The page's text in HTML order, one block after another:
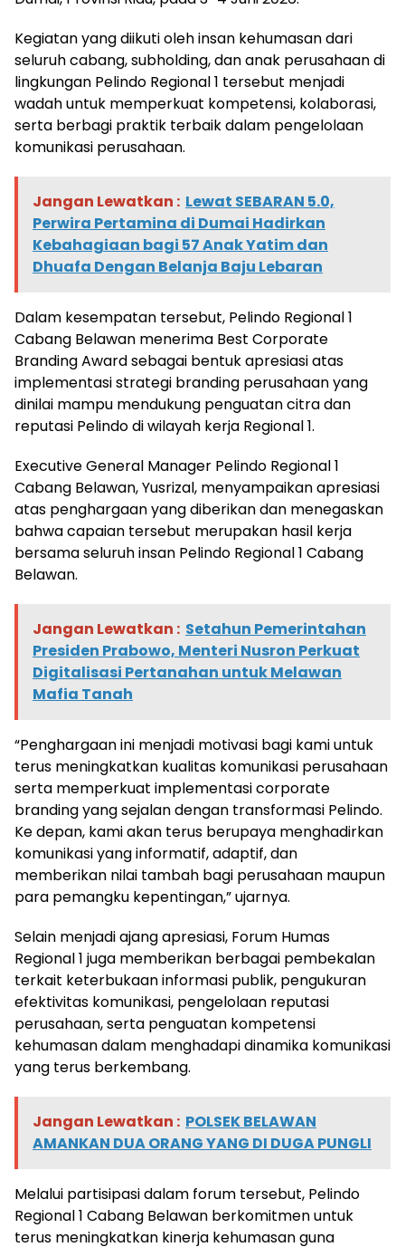
Kegiatan yang diikuti oleh insan kehumasan dari
seluruh cabang, subholding, dan anak perusahaan di
lingkungan Pelindo Regional 1 tersebut menjadi
wadah untuk memperkuat kompetensi, kolaborasi,
serta berbagi praktik terbaik dalam pengelolaan
komunikasi perusahaan.
Jangan Lewatkan : Lewat SEBARAN 5.0,
Perwira Pertamina di Dumai Hadirkan
Kebahagiaan bagi 57 Anak Yatim dan
Dhuafa Dengan Belanja Baju Lebaran
Dalam kesempatan tersebut, Pelindo Regional 1
Cabang Belawan menerima Best Corporate
Branding Award sebagai bentuk apresiasi atas
implementasi strategi branding perusahaan yang
dinilai mampu mendukung penguatan citra dan
reputasi Pelindo di wilayah kerja Regional 1.
Executive General Manager Pelindo Regional 1
Cabang Belawan, Yusrizal, menyampaikan apresiasi
atas penghargaan yang diberikan dan menegaskan
bahwa capaian tersebut merupakan hasil kerja
bersama seluruh insan Pelindo Regional 1 Cabang
Belawan.
Jangan Lewatkan : Setahun Pemerintahan
Presiden Prabowo, Menteri Nusron Perkuat
Digitalisasi Pertanahan untuk Melawan
Mafia Tanah
“Penghargaan ini menjadi motivasi bagi kami untuk
terus meningkatkan kualitas komunikasi perusahaan
serta memperkuat implementasi corporate
branding yang sejalan dengan transformasi Pelindo.
Ke depan, kami akan terus berupaya menghadirkan
komunikasi yang informatif, adaptif, dan
memberikan nilai tambah bagi perusahaan maupun
para pemangku kepentingan,” ujarnya.
Selain menjadi ajang apresiasi, Forum Humas
Regional 1 juga memberikan berbagai pembekalan
terkait keterbukaan informasi publik, pengukuran
efektivitas komunikasi, pengelolaan reputasi
perusahaan, serta penguatan kompetensi
kehumasan dalam menghadapi dinamika komunikasi
yang terus berkembang.
Jangan Lewatkan : POLSEK BELAWAN
AMANKAN DUA ORANG YANG DI DUGA PUNGLI
Melalui partisipasi dalam forum tersebut, Pelindo
Regional 1 Cabang Belawan berkomitmen untuk
terus meningkatkan kinerja kehumasan guna